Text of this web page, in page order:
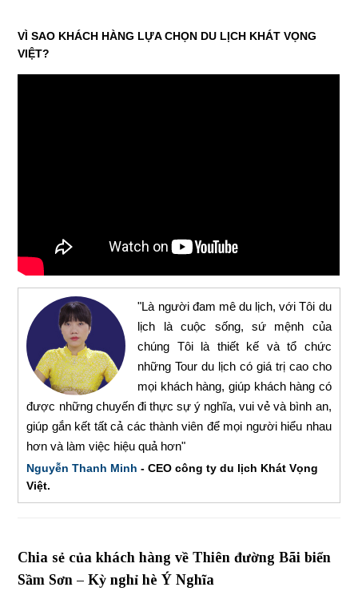
VÌ SAO KHÁCH HÀNG LỰA CHỌN DU LỊCH KHÁT VỌNG
VIỆT?
"Là người đam mê du lịch, với Tôi du
lịch là cuộc sống, sứ mệnh của
chúng Tôi là thiết kế và tổ chức
những Tour du lịch có giá trị cao cho
mọi khách hàng, giúp khách hàng có
được những chuyến đi thực sự ý nghĩa, vui vẻ và bình an,
giúp gắn kết tất cả các thành viên để mọi người hiểu nhau
hơn và làm việc hiệu quả hơn"
Nguyễn Thanh Minh - CEO công ty du lịch Khát Vọng
Việt.
Chia sẻ của khách hàng về Thiên đường Bãi biển
Sầm Sơn – Kỳ nghỉ hè Ý Nghĩa